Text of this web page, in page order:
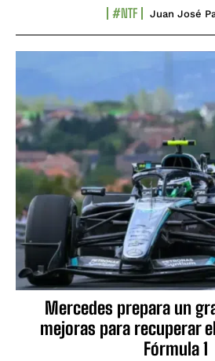
#NTF Juan José
Mercedes prepara un
mejoras para recuperar
Fórmula 1